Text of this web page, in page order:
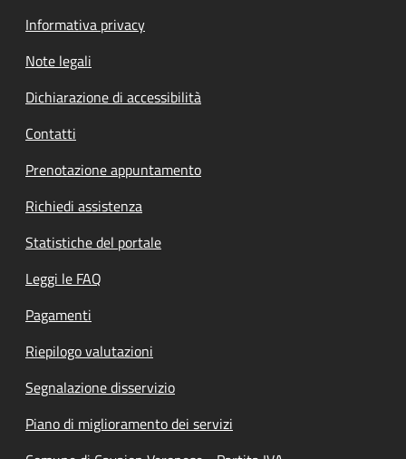
Informativa privacy
Note legali
Dichiarazione di accessibilità
Contatti
Prenotazione appuntamento
Richiedi assistenza
Statistiche del portale
Leggi le FAQ
Pagamenti
Riepilogo valutazioni
Segnalazione disservizio
Piano di miglioramento dei servizi